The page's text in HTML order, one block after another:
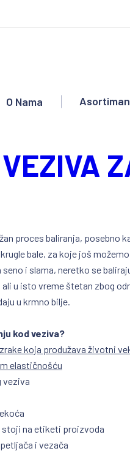
O Nama
VEZIVA
proces baliranja, posebno
bale, za koje još
seno i slama, neretko se
u isto vreme štetan zbog
u krmno bilje.
kod veziva?
koja produžava životni
elastičnošću
veziva
stoji na etiketi proizvoda
i vezača